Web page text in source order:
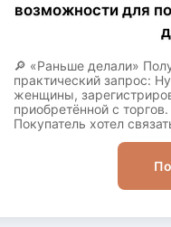
возможности для
🔎 «Раньше делали»
практический запрос:
женщины,
приобретённой с
Покупатель хотел